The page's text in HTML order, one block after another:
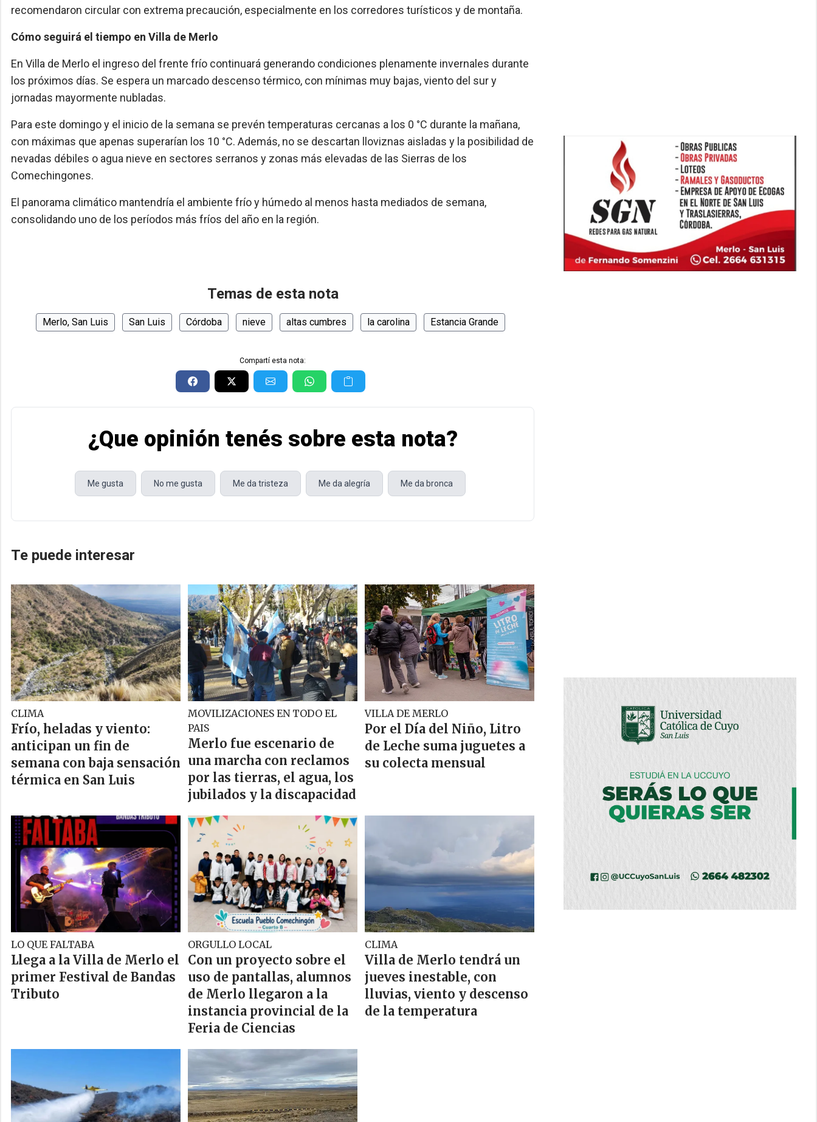
recomendaron circular con extrema precaución, especialmente en los corredores turísticos y de montaña.
Cómo seguirá el tiempo en Villa de Merlo
En Villa de Merlo el ingreso del frente frío continuará generando condiciones plenamente invernales durante
los próximos días. Se espera un marcado descenso térmico, con mínimas muy bajas, viento del sur y
jornadas mayormente nubladas.
Para este domingo y el inicio de la semana se prevén temperaturas cercanas a los 0 °C durante la mañana,
con máximas que apenas superarían los 10 °C. Además, no se descartan lloviznas aisladas y la posibilidad de
nevadas débiles o agua nieve en sectores serranos y zonas más elevadas de las Sierras de los
Comechingones.
El panorama climático mantendría el ambiente frío y húmedo al menos hasta mediados de semana,
consolidando uno de los períodos más fríos del año en la región.
Temas de esta nota
Merlo, San Luis San Luis Córdoba nieve altas cumbres la carolina Estancia Grande
Compartí esta nota:
¿Que opinión tenés sobre esta nota?
Me gusta No me gusta Me da tristeza Me da alegría Me da bronca
Te puede interesar
CLIMA
Frío, heladas y viento:
anticipan un fin de
semana con baja sensación
térmica en San Luis
MOVILIZACIONES EN TODO EL
PAIS
Merlo fue escenario de
una marcha con reclamos
por las tierras, el agua, los
jubilados y la discapacidad
VILLA DE MERLO
Por el Día del Niño, Litro
de Leche suma juguetes a
su colecta mensual
LO QUE FALTABA
Llega a la Villa de Merlo el
primer Festival de Bandas
Tributo
ORGULLO LOCAL
Con un proyecto sobre el
uso de pantallas, alumnos
de Merlo llegaron a la
instancia provincial de la
Feria de Ciencias
CLIMA
Villa de Merlo tendrá un
jueves inestable, con
lluvias, viento y descenso
de la temperatura